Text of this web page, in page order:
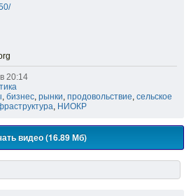
20:14
, бизнес, рынки, продовольствие, сельское
, НИОКР
видео (16.89 Мб)